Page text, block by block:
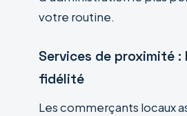
votre routine.
Services de proximité
fidélité
Les commerçants locaux